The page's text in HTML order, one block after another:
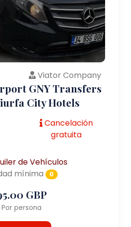
Viator Company
GNY Transfers
City Hotels
Cancelación
gratuita
de Vehículos
mínima
0
GBP
Por persona